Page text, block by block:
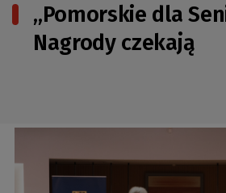
„Pomorskie dla
Nagrody czekają